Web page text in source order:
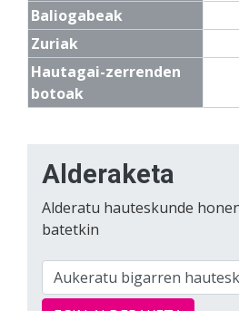
Baliogabeak
Zuriak
Hautagai-zerrenden
botoak
Alderaketa
Alderatu hauteskunde
batetkin